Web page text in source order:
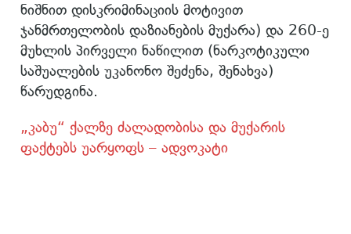
ნიშნით დისკრიმინაციის მოტივით
ჯანმრთელობის დაზიანების მუქარა) და 260-ე
მუხლის პირველი ნაწილით (ნარკოტიკული
საშუალების უკანონო შეძენა, შენახვა)
წარუდგინა.
„კაბუ“ ქალზე ძალადობისა და მუქარის
ფაქტებს უარყოფს – ადვოკატი